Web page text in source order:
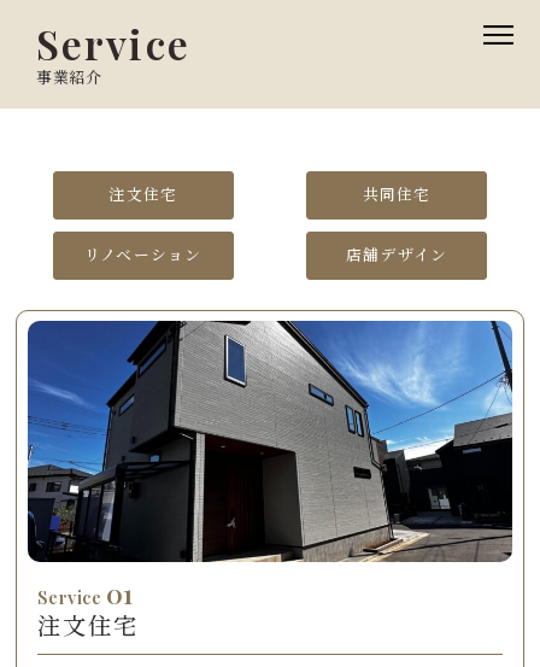
Service
事業紹介
注文住宅 共同住宅
リノベーション 店舗デザイン
Service 01
注文住宅